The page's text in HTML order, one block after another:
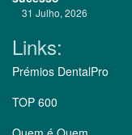
31 Julho, 2026
Links:
Prémios DentalPro
TOP 600